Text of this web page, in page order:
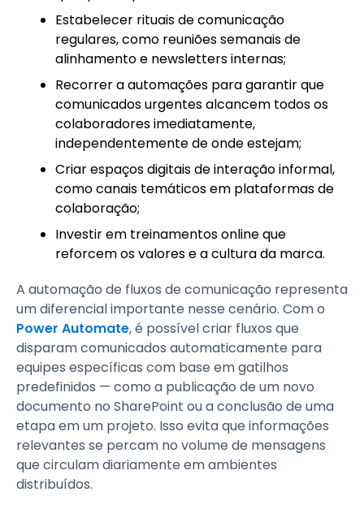
Estabelecer rituais de comunicação
regulares, como reuniões semanais de
alinhamento e newsletters internas;
Recorrer a automações para garantir que
comunicados urgentes alcancem todos os
colaboradores imediatamente,
independentemente de onde estejam;
Criar espaços digitais de interação informal,
como canais temáticos em plataformas de
colaboração;
Investir em treinamentos online que
reforcem os valores e a cultura da marca.
A automação de fluxos de comunicação representa
um diferencial importante nesse cenário. Com o
Power Automate, é possível criar fluxos que
disparam comunicados automaticamente para
equipes específicas com base em gatilhos
predefinidos — como a publicação de um novo
documento no SharePoint ou a conclusão de uma
etapa em um projeto. Isso evita que informações
relevantes se percam no volume de mensagens
que circulam diariamente em ambientes
distribuídos.